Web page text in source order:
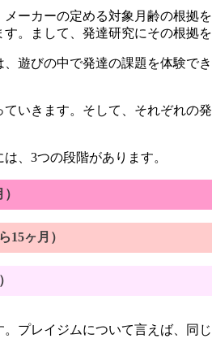
ーカーの定める対象月齢の根拠
。まして、発達研究にその根拠
遊びの中で発達の課題を体験で
いきます。そして、それぞれの
、3つの段階があります。
ヶ月）
プレイジムについて言えば、同